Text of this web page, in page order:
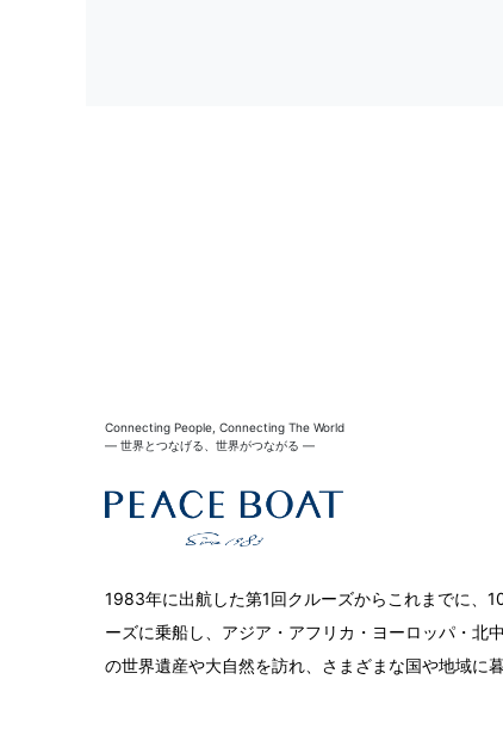
Connecting People, Connecting The World
― 世界とつなげる、世界がつながる ―
1983年に出航した第1回クルーズからこれまでに、
ーズに乗船し、アジア・アフリカ・ヨーロッパ・
の世界遺産や大自然を訪れ、さまざまな国や地域に